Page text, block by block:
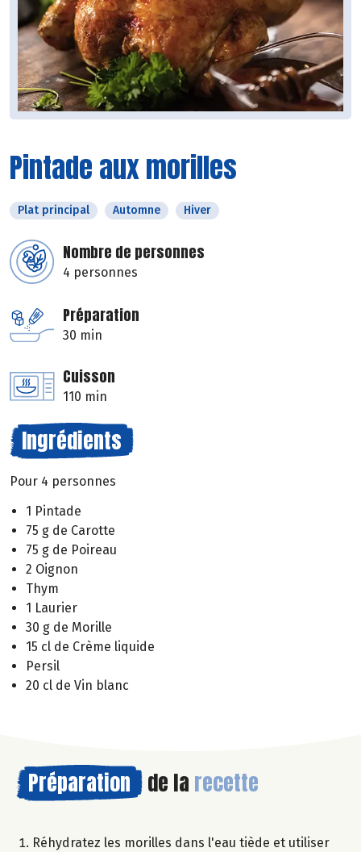
Pintade aux morilles
Plat principal Automne Hiver
Nombre de personnes
4 personnes
Préparation
30 min
Cuisson
110 min
Ingrédients
Pour 4 personnes
1 Pintade
75 g de Carotte
75 g de Poireau
2 Oignon
Thym
1 Laurier
30 g de Morille
15 cl de Crème liquide
Persil
20 cl de Vin blanc
Préparation de la recette
Réhydratez les morilles dans l'eau tiède et utiliser